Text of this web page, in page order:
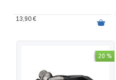
13,90 €
20 %